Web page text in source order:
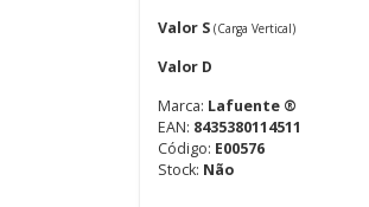
Valor S (Carga Vertical)
Valor D
Marca: Lafuente ®
EAN: 8435380114511
Código: E00576
Stock: Não